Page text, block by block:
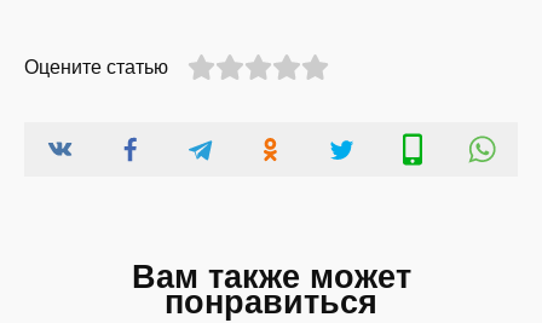
Оцените статью
Вам также может
понравиться